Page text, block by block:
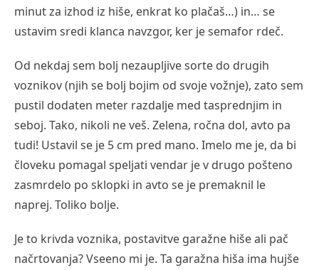
minut za izhod iz hiše, enkrat ko plačaš…) in… se
ustavim sredi klanca navzgor, ker je semafor rdeč.
Od nekdaj sem bolj nezaupljive sorte do drugih
voznikov (njih se bolj bojim od svoje vožnje), zato sem
pustil dodaten meter razdalje med tasprednjim in
seboj. Tako, nikoli ne veš. Zelena, ročna dol, avto pa
tudi! Ustavil se je 5 cm pred mano. Imelo me je, da bi
človeku pomagal speljati vendar je v drugo pošteno
zasmrdelo po sklopki in avto se je premaknil le
naprej. Toliko bolje.
Je to krivda voznika, postavitve garažne hiše ali pač
načrtovanja? Vseeno mi je. Ta garažna hiša ima hujše